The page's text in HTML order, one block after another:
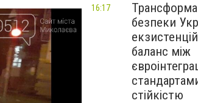
безпеки
баланс між
стійкістю
16:17